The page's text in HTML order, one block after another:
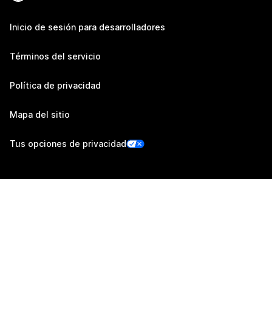
Inicio de sesión para desarrolladores
Términos del servicio
Política de privacidad
Mapa del sitio
Tus opciones de privacidad